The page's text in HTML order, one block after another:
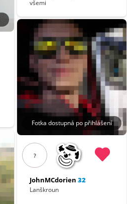
všemi
Fotka dostupná po přihlášení
?
JohnMCdorien 32
Lanškroun